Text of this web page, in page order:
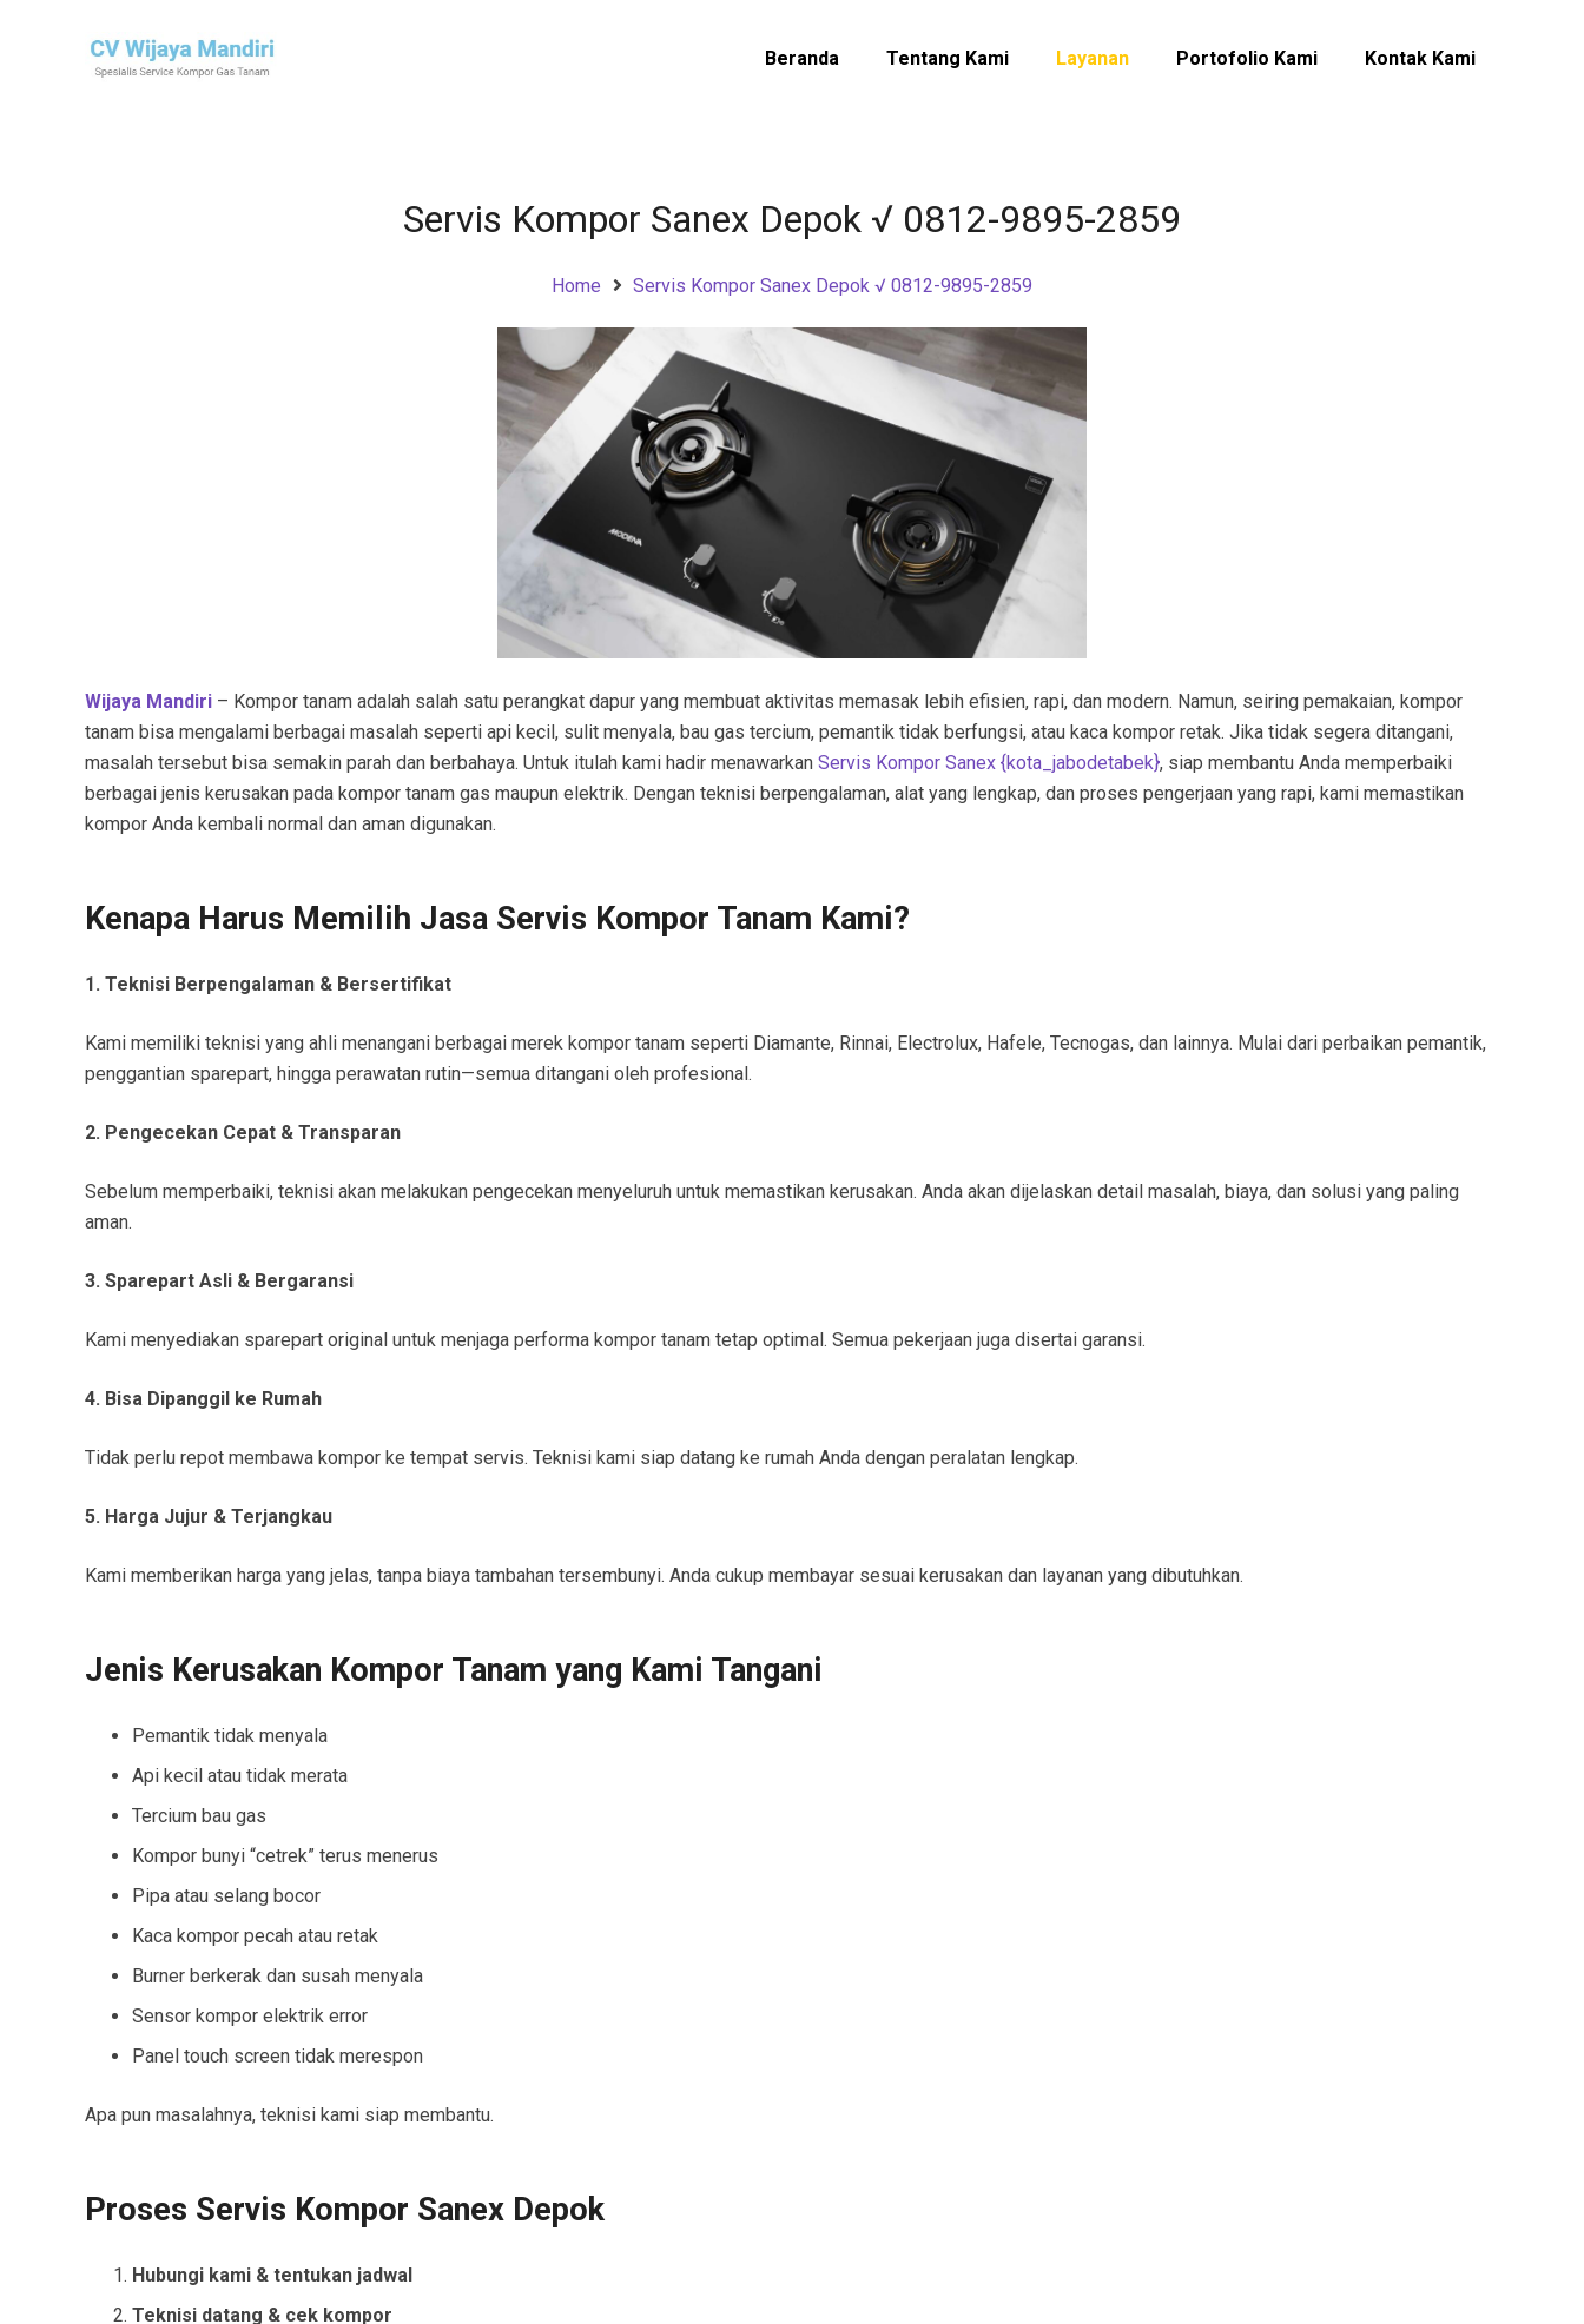
Beranda Tentang Kami Layanan Portofolio Kami Kontak Kami
Servis Kompor Sanex Depok √ 0812-9895-2859
Home Servis Kompor Sanex Depok √ 0812-9895-2859
Wijaya Mandiri – Kompor tanam adalah salah satu perangkat dapur yang membuat aktivitas memasak lebih efisien, rapi, dan modern. Namun, seiring pemakaian, kompor
tanam bisa mengalami berbagai masalah seperti api kecil, sulit menyala, bau gas tercium, pemantik tidak berfungsi, atau kaca kompor retak. Jika tidak segera ditangani,
masalah tersebut bisa semakin parah dan berbahaya. Untuk itulah kami hadir menawarkan Servis Kompor Sanex {kota_jabodetabek}, siap membantu Anda memperbaiki
berbagai jenis kerusakan pada kompor tanam gas maupun elektrik. Dengan teknisi berpengalaman, alat yang lengkap, dan proses pengerjaan yang rapi, kami memastikan
kompor Anda kembali normal dan aman digunakan.
Kenapa Harus Memilih Jasa Servis Kompor Tanam Kami?
1. Teknisi Berpengalaman & Bersertifikat
Kami memiliki teknisi yang ahli menangani berbagai merek kompor tanam seperti Diamante, Rinnai, Electrolux, Hafele, Tecnogas, dan lainnya. Mulai dari perbaikan pemantik,
penggantian sparepart, hingga perawatan rutin—semua ditangani oleh profesional.
2. Pengecekan Cepat & Transparan
Sebelum memperbaiki, teknisi akan melakukan pengecekan menyeluruh untuk memastikan kerusakan. Anda akan dijelaskan detail masalah, biaya, dan solusi yang paling
aman.
3. Sparepart Asli & Bergaransi
Kami menyediakan sparepart original untuk menjaga performa kompor tanam tetap optimal. Semua pekerjaan juga disertai garansi.
4. Bisa Dipanggil ke Rumah
Tidak perlu repot membawa kompor ke tempat servis. Teknisi kami siap datang ke rumah Anda dengan peralatan lengkap.
5. Harga Jujur & Terjangkau
Kami memberikan harga yang jelas, tanpa biaya tambahan tersembunyi. Anda cukup membayar sesuai kerusakan dan layanan yang dibutuhkan.
Jenis Kerusakan Kompor Tanam yang Kami Tangani
Pemantik tidak menyala
Api kecil atau tidak merata
Tercium bau gas
Kompor bunyi “cetrek” terus menerus
Pipa atau selang bocor
Kaca kompor pecah atau retak
Burner berkerak dan susah menyala
Sensor kompor elektrik error
Panel touch screen tidak merespon
Apa pun masalahnya, teknisi kami siap membantu.
Proses Servis Kompor Sanex Depok
Hubungi kami & tentukan jadwal
Teknisi datang & cek kompor